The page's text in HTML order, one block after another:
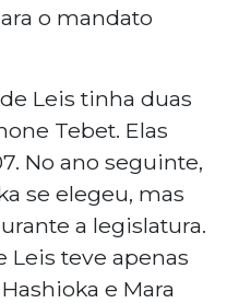
o mandato
Leis tinha duas
Tebet. Elas
No ano seguinte,
se elegeu, mas
a legislatura.
Leis teve apenas
e Mara